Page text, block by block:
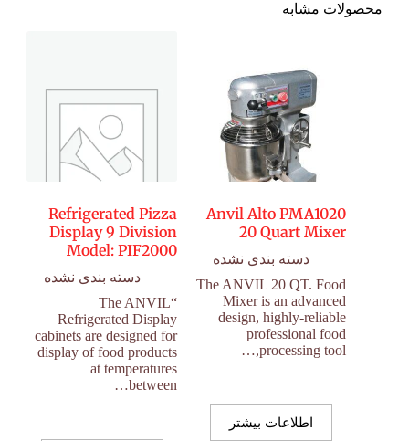
محصولات مشابه
Anvil Alto PMA1020
20 Quart Mixer
دسته بندی نشده
The ANVIL 20 QT. Food
Mixer is an advanced
design, highly-reliable
professional food
processing tool,…
اطلاعات بیشتر
Refrigerated Pizza
Display 9 Division
Model: PIF2000
دسته بندی نشده
“The ANVIL
Refrigerated Display
cabinets are designed for
display of food products
at temperatures
between…